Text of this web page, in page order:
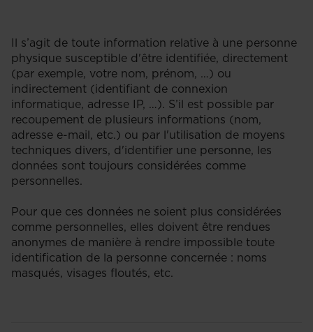
Il s’agit de toute information relative à une personne
physique susceptible d'être identifiée, directement
(par exemple, votre nom, prénom, …) ou
indirectement (identifiant de connexion
informatique, adresse IP, …). S’il est possible par
recoupement de plusieurs informations (nom,
adresse e-mail, etc.) ou par l'utilisation de moyens
techniques divers, d'identifier une personne, les
données sont toujours considérées comme
personnelles.
Pour que ces données ne soient plus considérées
comme personnelles, elles doivent être rendues
anonymes de manière à rendre impossible toute
identification de la personne concernée : noms
masqués, visages floutés, etc.